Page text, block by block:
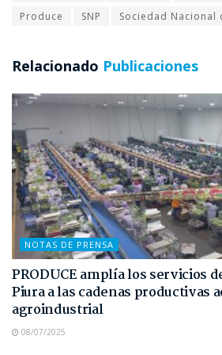
Produce
SNP Sociedad Nacional
Relacionado Publicaciones
NOTAS DE PRENSA
PRODUCE amplía los servicios
Piura a las cadenas productivas
agroindustrial
08/07/2025